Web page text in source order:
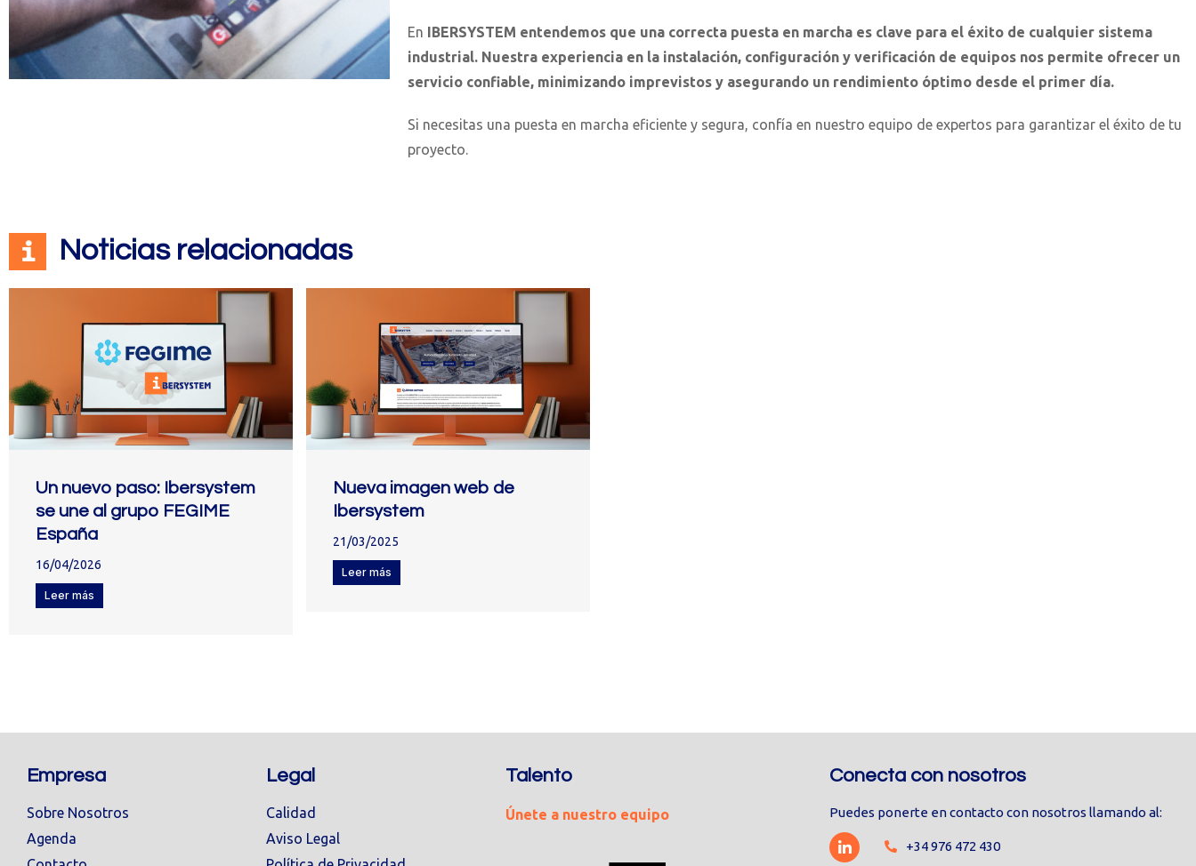
En IBERSYSTEM entendemos que una correcta puesta en marcha es clave para el éxito de cualquier sistema
industrial. Nuestra experiencia en la instalación, configuración y verificación de equipos nos permite ofrecer un
servicio confiable, minimizando imprevistos y asegurando un rendimiento óptimo desde el primer día.
Si necesitas una puesta en marcha eficiente y segura, confía en nuestro equipo de expertos para garantizar el éxito de tu
proyecto.
Noticias relacionadas
Un nuevo paso: Ibersystem
se une al grupo FEGIME
España
16/04/2026
Leer más
Nueva imagen web de
Ibersystem
21/03/2025
Leer más
Empresa
Sobre Nosotros
Agenda
Legal
Calidad
Aviso Legal
Talento
Únete a nuestro equipo
Conecta con nosotros
Puedes ponerte en contacto con nosotros llamando al:
+34 976 472 430